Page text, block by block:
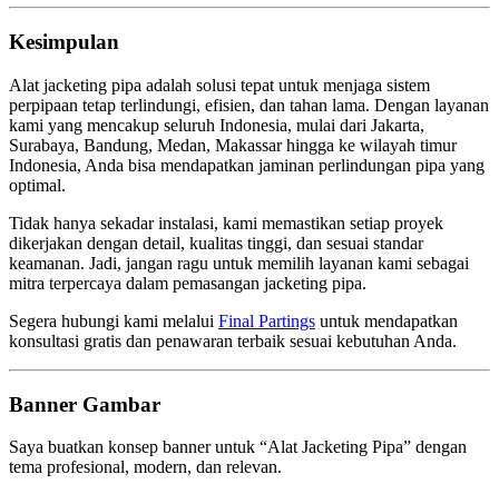
Kesimpulan
Alat jacketing pipa adalah solusi tepat untuk menjaga sistem
perpipaan tetap terlindungi, efisien, dan tahan lama. Dengan layanan
kami yang mencakup seluruh Indonesia, mulai dari Jakarta,
Surabaya, Bandung, Medan, Makassar hingga ke wilayah timur
Indonesia, Anda bisa mendapatkan jaminan perlindungan pipa yang
optimal.
Tidak hanya sekadar instalasi, kami memastikan setiap proyek
dikerjakan dengan detail, kualitas tinggi, dan sesuai standar
keamanan. Jadi, jangan ragu untuk memilih layanan kami sebagai
mitra terpercaya dalam pemasangan jacketing pipa.
Segera hubungi kami melalui Final Partings untuk mendapatkan
konsultasi gratis dan penawaran terbaik sesuai kebutuhan Anda.
Banner Gambar
Saya buatkan konsep banner untuk “Alat Jacketing Pipa” dengan
tema profesional, modern, dan relevan.